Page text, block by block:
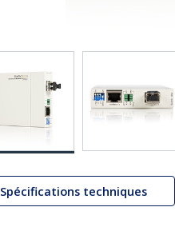
Spécifications techniques